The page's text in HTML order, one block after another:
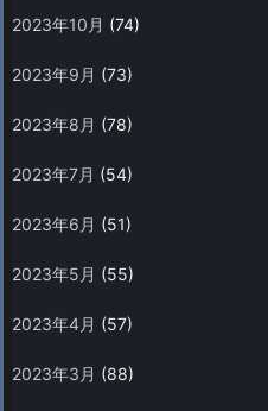
2023年10月 (74)
2023年9月 (73)
2023年8月 (78)
2023年7月 (54)
2023年6月 (51)
2023年5月 (55)
2023年4月 (57)
2023年3月 (88)